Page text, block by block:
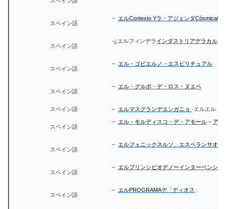
スペイン語
– エルContexto Yラ・アジェンダ
スペイン語
-¿エルフィンデラ インダストリアデラカルヌ
スペイン語
– エル・ゴビエルノ・エスピリチュアル
スペイン語
– エル・グルポ・デ・ロス・ヌエベ
スペイン語 – エルマスグランデエンガニョ -エルエルド
スペイン語
– エル・モルディスコ・デ・アモール – アリ
スペイン語
– エルフェニックスルソ、エスペランサオ
スペイン語
– エルプリンシピオデノーインターベンシオ
スペイン語
– エルPROGRAMAデ「ディオス 」